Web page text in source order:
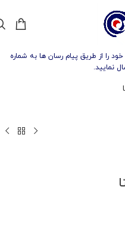
را از طریق پیام رسان ها به شماره